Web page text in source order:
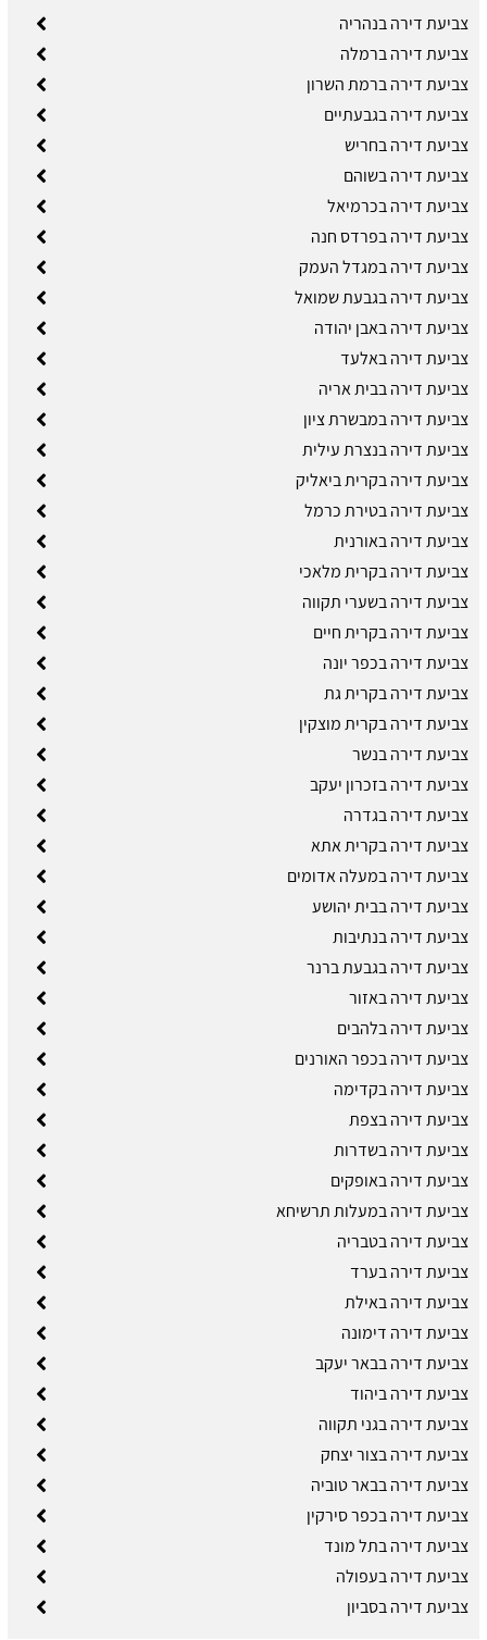
צביעת דירה בנהריה
צביעת דירה ברמלה
צביעת דירה ברמת השרון
צביעת דירה בגבעתיים
צביעת דירה בחריש
צביעת דירה בשוהם
צביעת דירה בכרמיאל
צביעת דירה בפרדס חנה
צביעת דירה במגדל העמק
צביעת דירה בגבעת שמואל
צביעת דירה באבן יהודה
צביעת דירה באלעד
צביעת דירה בבית אריה
צביעת דירה במבשרת ציון
צביעת דירה בנצרת עילית
צביעת דירה בקרית ביאליק
צביעת דירה בטירת כרמל
צביעת דירה באורנית
צביעת דירה בקרית מלאכי
צביעת דירה בשערי תקווה
צביעת דירה בקרית חיים
צביעת דירה בכפר יונה
צביעת דירה בקרית גת
צביעת דירה בקרית מוצקין
צביעת דירה בנשר
צביעת דירה בזכרון יעקב
צביעת דירה בגדרה
צביעת דירה בקרית אתא
צביעת דירה במעלה אדומים
צביעת דירה בבית יהושע
צביעת דירה בנתיבות
צביעת דירה בגבעת ברנר
צביעת דירה באזור
צביעת דירה בלהבים
צביעת דירה בכפר האורנים
צביעת דירה בקדימה
צביעת דירה בצפת
צביעת דירה בשדרות
צביעת דירה באופקים
צביעת דירה במעלות תרשיחא
צביעת דירה בטבריה
צביעת דירה בערד
צביעת דירה באילת
צביעת דירה דימונה
צביעת דירה בבאר יעקב
צביעת דירה ביהוד
צביעת דירה בגני תקווה
צביעת דירה בצור יצחק
צביעת דירה בבאר טוביה
צביעת דירה בכפר סירקין
צביעת דירה בתל מונד
צביעת דירה בעפולה
צביעת דירה בסביון